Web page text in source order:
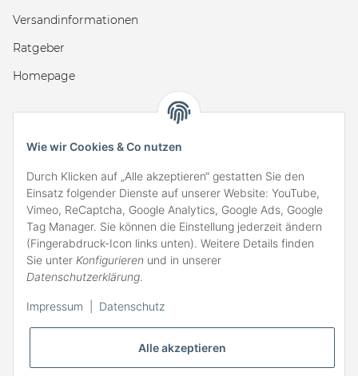
Alle akzeptieren
Wie wir Cookies & Co nutzen
Durch Klicken auf „Alle akzeptieren“ gestatten Sie den
Einsatz folgender Dienste auf unserer Website: YouTube,
Vimeo, ReCaptcha, Google Analytics, Google Ads, Google
Tag Manager. Sie können die Einstellung jederzeit ändern
(Fingerabdruck-Icon links unten). Weitere Details finden
Sie unter Konfigurieren und in unserer
Datenschutzerklärung.
Impressum Datenschutz
Versandinformationen
Ratgeber
Homepage
GESETZLICHES
AGB
Compliance
Impressum
Datenschutz
Widerrufsrecht
Verpackungsverordnung
Widerrufsbutton